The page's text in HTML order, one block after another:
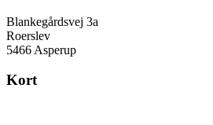
Blankegårdsvej 3a
Roerslev
5466 Asperup
Kort